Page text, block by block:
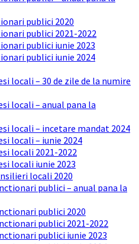
publici 2020
publici 2021-2022
publici iunie 2023
publici iunie 2024
locali – 30 de zile de la numire
locali – anual pana la
locali – incetare mandat 2024
locali – iunie 2024
locali 2021-2022
locali iunie 2023
locali 2020
publici – anual pana la
publici 2020
publici 2021-2022
publici iunie 2023